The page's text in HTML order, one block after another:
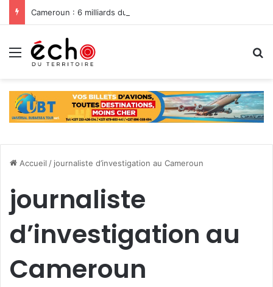
Menu
Accueil / journaliste d’investigation au Cameroun
journaliste
d’investigation au
Cameroun